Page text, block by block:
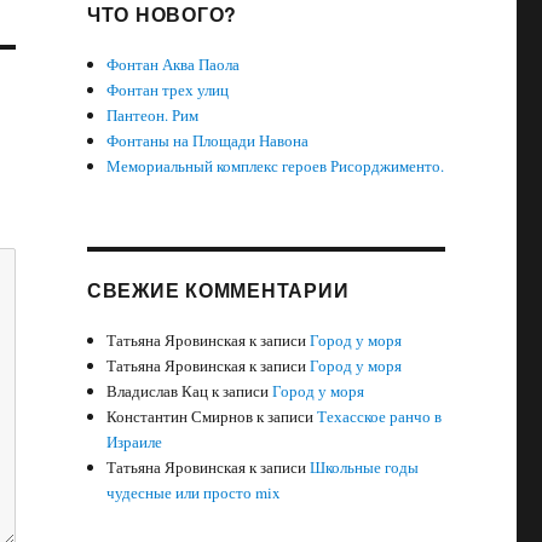
ЧТО НОВОГО?
Фонтан Аква Паола
Фонтан трех улиц
Пантеон. Рим
Фонтаны на Площади Навона
Мемориальный комплекс героев Рисорджименто.
СВЕЖИЕ КОММЕНТАРИИ
Татьяна Яровинскаяк записиГород у моря
Татьяна Яровинскаяк записиГород у моря
Владислав Кацк записиГород у моря
Константин Смирновк записиТехасское ранчо в
Израиле
Татьяна Яровинскаяк записиШкольные годы
чудесные или просто mix